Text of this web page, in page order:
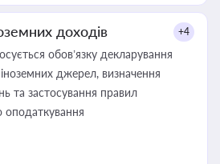
доходів +4
обов’язку декларування
джерел, визначення
та застосування правил
оподаткування